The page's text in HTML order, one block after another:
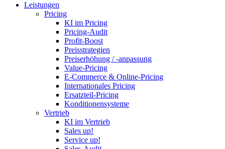
Leistungen
Pricing
KI im Pricing
Pricing-Audit
Profit-Boost
Preisstrategien
Preiserhöhung / -anpassung
Value-Pricing
E-Commerce & Online-Pricing
Internationales Pricing
Ersatzteil-Pricing
Konditionensysteme
Vertrieb
KI im Vertrieb
Sales up!
Service up!